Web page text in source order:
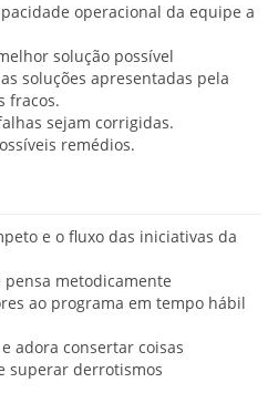
operacional da equipe a
solução possível
soluções apresentadas pela
fracos.
sejam corrigidas.
remédios.
e o fluxo das iniciativas da
metodicamente
ao programa em tempo hábil
adora consertar coisas
superar derrotismos